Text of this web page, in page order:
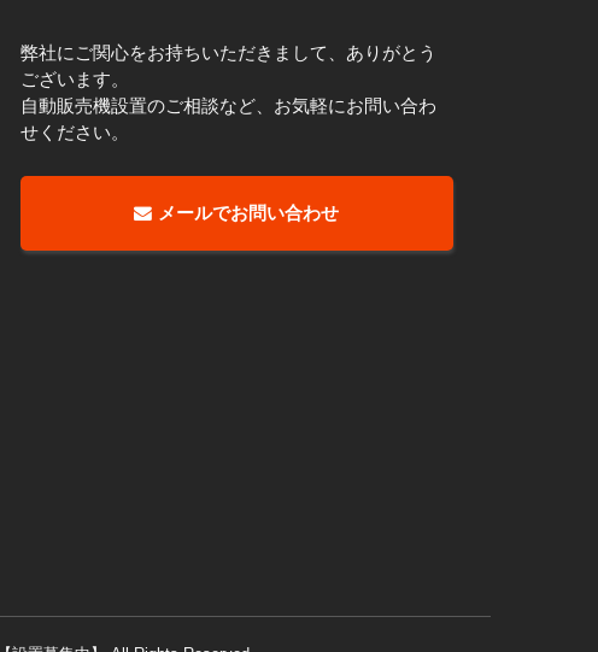
弊社にご関心をお持ちいただきまして、ありがとう
ございます。
自動販売機設置のご相談など、お気軽にお問い合わ
せください。
メールでお問い合わせ